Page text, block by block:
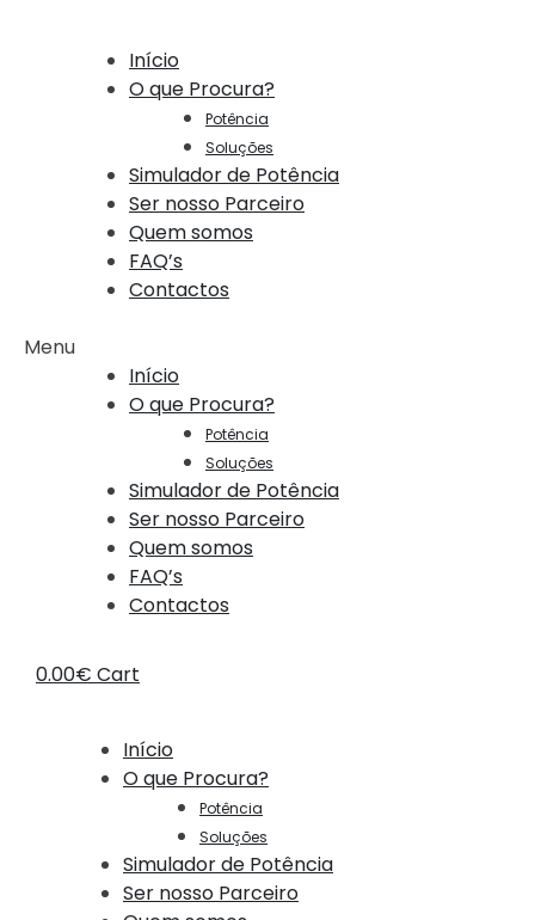
Início
O que Procura?
Potência
Soluções
Simulador de Potência
Ser nosso Parceiro
Quem somos
FAQ’s
Contactos
Menu
Início
O que Procura?
Potência
Soluções
Simulador de Potência
Ser nosso Parceiro
Quem somos
FAQ’s
Contactos
0.00€ Cart
Início
O que Procura?
Potência
Soluções
Simulador de Potência
Ser nosso Parceiro